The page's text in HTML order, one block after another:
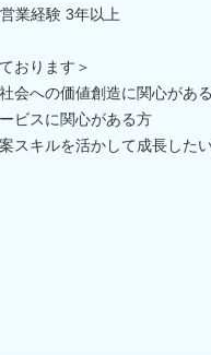
業経験 3年以上
おります＞
会への価値創造に関心があ
ビスに関心がある方
スキルを活かして成長した